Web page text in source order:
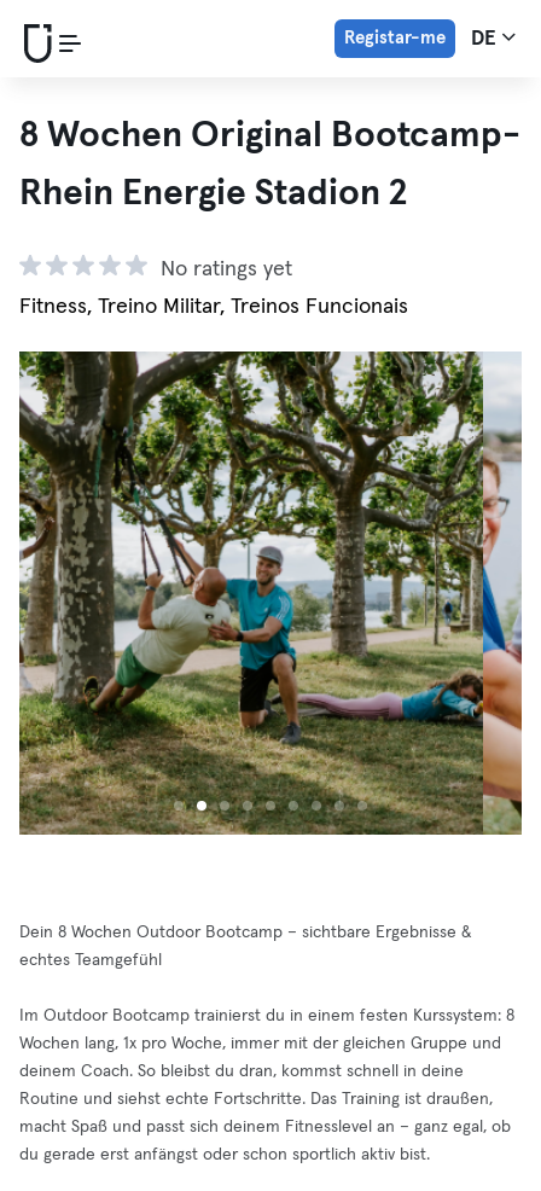
Registar-me DE
8 Wochen Original Bootcamp-
Rhein Energie Stadion 2
No ratings yet
Fitness, Treino Militar, Treinos Funcionais
Dein 8 Wochen Outdoor Bootcamp – sichtbare Ergebnisse &
echtes Teamgefühl
Im Outdoor Bootcamp trainierst du in einem festen Kurssystem: 8
Wochen lang, 1x pro Woche, immer mit der gleichen Gruppe und
deinem Coach. So bleibst du dran, kommst schnell in deine
Routine und siehst echte Fortschritte. Das Training ist draußen,
macht Spaß und passt sich deinem Fitnesslevel an – ganz egal, ob
du gerade erst anfängst oder schon sportlich aktiv bist.